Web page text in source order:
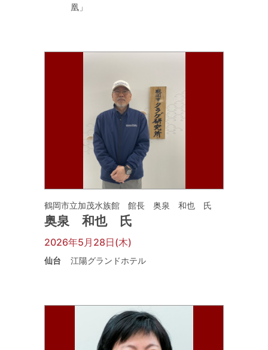
凰」
鶴岡市立加茂水族館 館長 奥泉 和也 氏
奥泉 和也 氏
2026年5月28日(木)
仙台 江陽グランドホテル